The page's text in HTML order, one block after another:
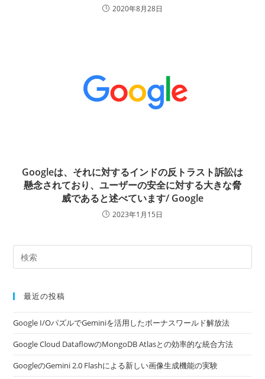
2020年8月28日
Googleは、それに対するインドの反トラスト訴訟は
懸念されており、ユーザーの安全に対する大きな脅
威であると述べています/ Google
2023年1月15日
最近の投稿
Google I/OパズルでGeminiを活用したボーナスワールド解放法
Google Cloud DataflowのMongoDB Atlasとの効率的な統合方法
GoogleのGemini 2.0 Flashによる新しい画像生成機能の実験